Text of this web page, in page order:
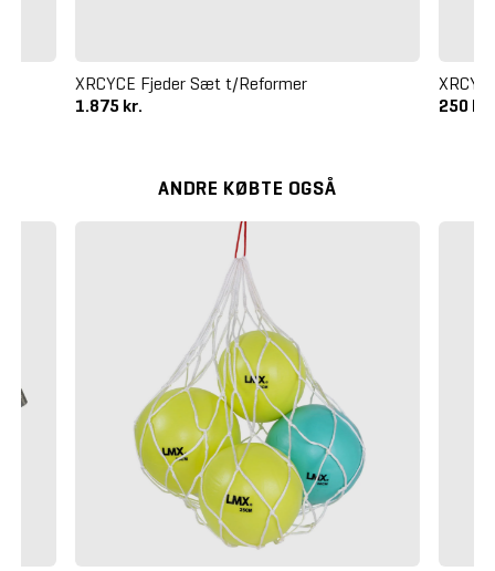
XRCYCE Fjeder Sæt t/Reformer
1.875 kr.
250 kr.
ANDRE KØBTE OGSÅ